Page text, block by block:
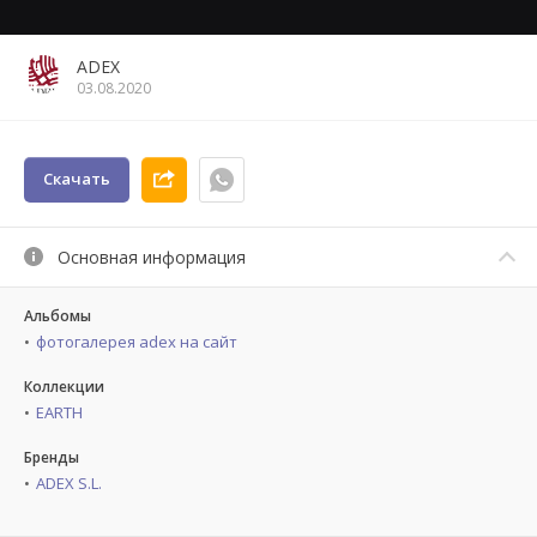
ADEX
03.08.2020
Скачать
Основная информация
Альбомы
фотогалерея adex на сайт
Коллекции
EARTH
Бренды
ADEX S.L.